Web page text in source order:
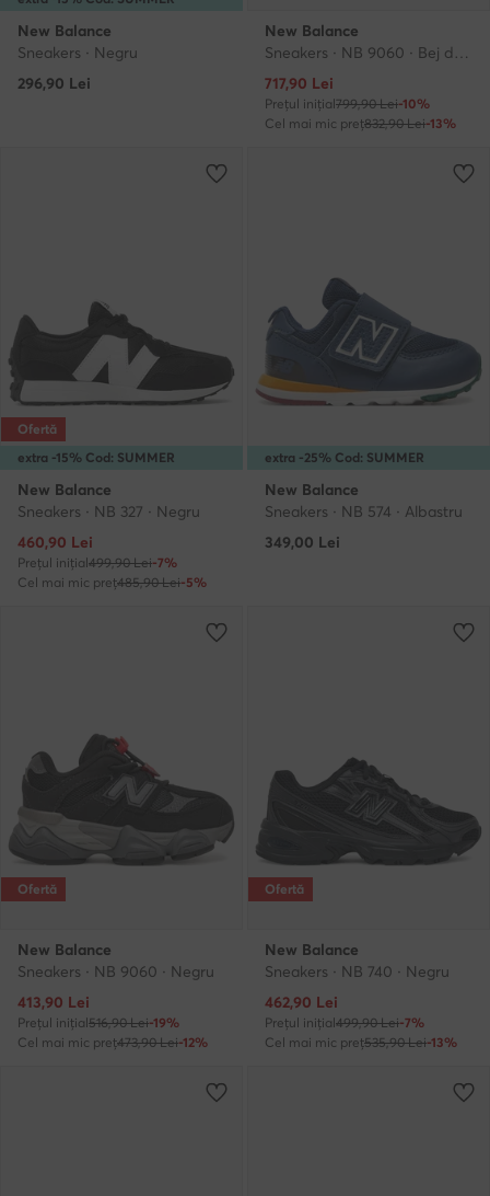
New Balance
Sneakers · Negru
296,90 Lei
New Balance
Prețul actual
717,90 Lei
Prețul inițial799,90 Lei-10%
Cel mai mic preț832,90 Lei-13%
extra -15% Cod: SUMMER
Ofertă
New Balance
Sneakers · NB 327 · Negru
Prețul actual
460,90 Lei
Prețul inițial499,90 Lei-7%
Cel mai mic preț485,90 Lei-5%
extra -25% Cod: SUMMER
New Balance
Sneakers · NB 574 · Albastru
349,00 Lei
Ofertă
New Balance
Sneakers · NB 9060 · Negru
Prețul actual
413,90 Lei
Prețul inițial516,90 Lei-19%
Cel mai mic preț473,90 Lei-12%
Ofertă
New Balance
Sneakers · NB 740 · Negru
Prețul actual
462,90 Lei
Prețul inițial499,90 Lei-7%
Cel mai mic preț535,90 Lei-13%